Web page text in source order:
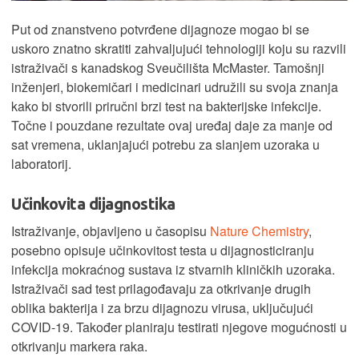
Put od znanstveno potvrđene dijagnoze mogao bi se
uskoro znatno skratiti zahvaljujući tehnologiji koju su razvili
istraživači s kanadskog Sveučilišta McMaster. Tamošnji
inženjeri, biokemičari i medicinari udružili su svoja znanja
kako bi stvorili priručni brzi test na bakterijske infekcije.
Točne i pouzdane rezultate ovaj uređaj daje za manje od
sat vremena, uklanjajući potrebu za slanjem uzoraka u
laboratorij.
Učinkovita dijagnostika
Istraživanje, objavljeno u časopisu Nature Chemistry,
posebno opisuje učinkovitost testa u dijagnosticiranju
infekcija mokraćnog sustava iz stvarnih kliničkih uzoraka.
Istraživači sad test prilagođavaju za otkrivanje drugih
oblika bakterija i za brzu dijagnozu virusa, uključujući
COVID-19. Također planiraju testirati njegove mogućnosti u
otkrivanju markera raka.